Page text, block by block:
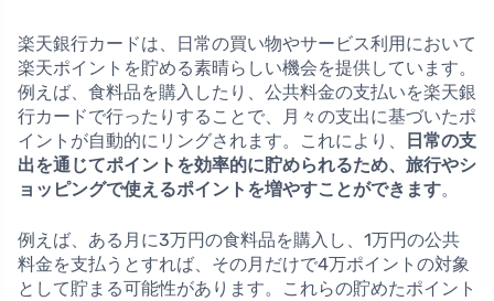
楽天銀行カードは、日常の買い物やサービス利用において
楽天ポイントを貯める素晴らしい機会を提供しています。
例えば、食料品を購入したり、公共料金の支払いを楽天銀
行カードで行ったりすることで、月々の支出に基づいたポ
イントが自動的にリングされます。これにより、
日常の支
出を通じてポイントを効率的に貯められるため、旅行やシ
ョッピングで使えるポイントを増やすことができます。
例えば、ある月に3万円の食料品を購入し、1万円の公共
料金を支払うとすれば、その月だけで4万ポイントの対象
として貯まる可能性があります。これらの貯めたポイント